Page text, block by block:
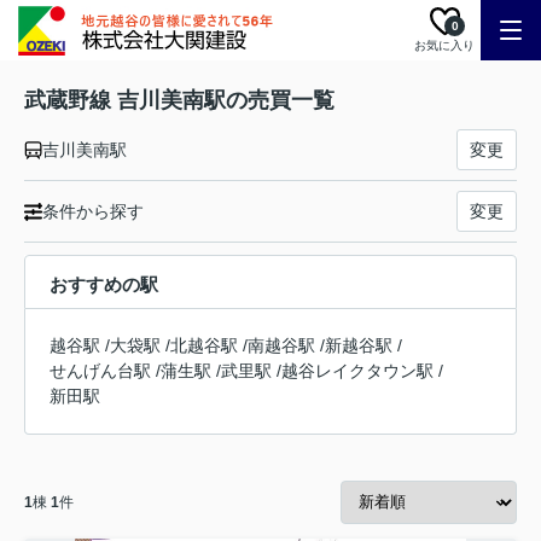
お気に入り
0
武蔵野線 吉川美南駅の売買一覧
吉川美南駅 変更
条件から探す 変更
おすすめの駅
越谷駅 /大袋駅 /北越谷駅 /南越谷駅 /新越谷駅 /
せんげん台駅 /蒲生駅 /武里駅 /越谷レイクタウン駅 /
新田駅
1棟 1件